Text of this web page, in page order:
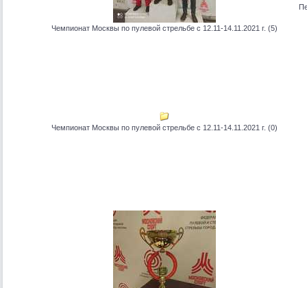
Чемпионат Москвы по пулевой стрельбе с 12.11-14.11.2021 г. (5)
Чемпионат Москвы по пулевой стрельбе с 12.11-14.11.2021 г. (0)